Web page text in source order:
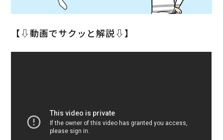
【⇩動画でサクッと解説⇩】